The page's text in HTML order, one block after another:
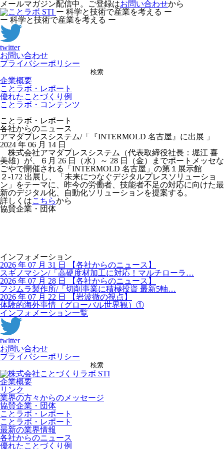
メールマガジン配信中。ご登録はお問い合わせから
ー 科学と技術で産業を考える ー
ー 科学と技術で産業を考える ー
twitter
お問い合わせ
プライバシーポリシー
検索
企業概要
ことラボ・レポート
優れたことづくり例
ことラボ・コンテンツ
ことラボ・レポート
各社からのニュース
アマダプレスシステム/「『INTERMOLD 名古屋』に出展 」
2024 年 06 月 14 日
株式会社アマダプレスシステム（代表取締役社長：堀江 喜
美雄）が、６月 26 日（水）～ 28 日（金）までポートメッセな
ごやで開催される「INTERMOLD 名古屋」の第１展示館
２-172 出展し、「未来につなぐデジタルプレスソリューショ
ン」をテーマに、昨今の労働者、技能者不足の対応に向けた最
新のデジタル化、自動化ソリューションを提案する。
詳しくはこちらから
協賛企業・団体
インフォメーション
2026 年 07 月 31 日
【各社からのニュース】
スギノマシン/「高硬度材加工に対応！マルチローラ…
2026 年 07 月 28 日
【各社からのニュース】
フジムラ製作所/「切削事業に積極投資 最新5軸…
2026 年 07 月 22 日
【岩波徹の視点】
体験的海外事情（グローバル世界観）①
インフォメーション一覧
twitter
お問い合わせ
プライバシーポリシー
検索
企業概要
リンク
業界の方々からのメッセージ
協賛企業・団体
ことラボ・レポート
ことラボ・レポート
最新の業界情報
各社からのニュース
優れたことづくり例